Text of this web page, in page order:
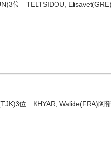
位 TELTSIDOU,
位 KHYAR, Walide(FRA)阿